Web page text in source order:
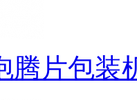
腾片包装